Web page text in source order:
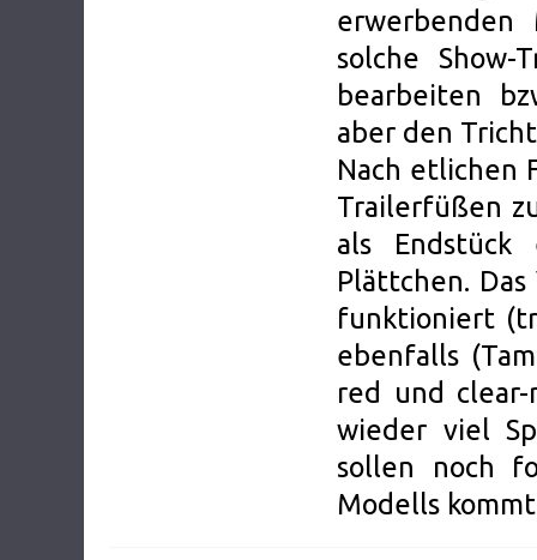
solche
bearbeiten
aber den
Nach etlichen
Trailerfüßen
als Endstück
Plättchen.
funktioniert
ebenfalls
red und clear-
wieder viel
sollen noch
Modells